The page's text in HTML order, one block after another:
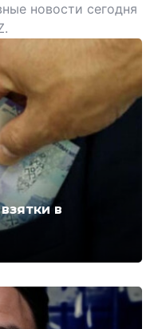
новости сегодня
в